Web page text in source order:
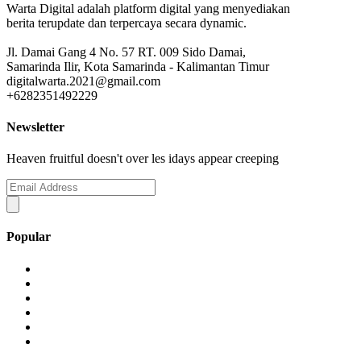
Warta Digital adalah platform digital yang menyediakan
berita terupdate dan terpercaya secara dynamic.
Jl. Damai Gang 4 No. 57 RT. 009 Sido Damai,
Samarinda Ilir, Kota Samarinda - Kalimantan Timur
digitalwarta.2021@gmail.com
+6282351492229
Newsletter
Heaven fruitful doesn't over les idays appear creeping
Popular